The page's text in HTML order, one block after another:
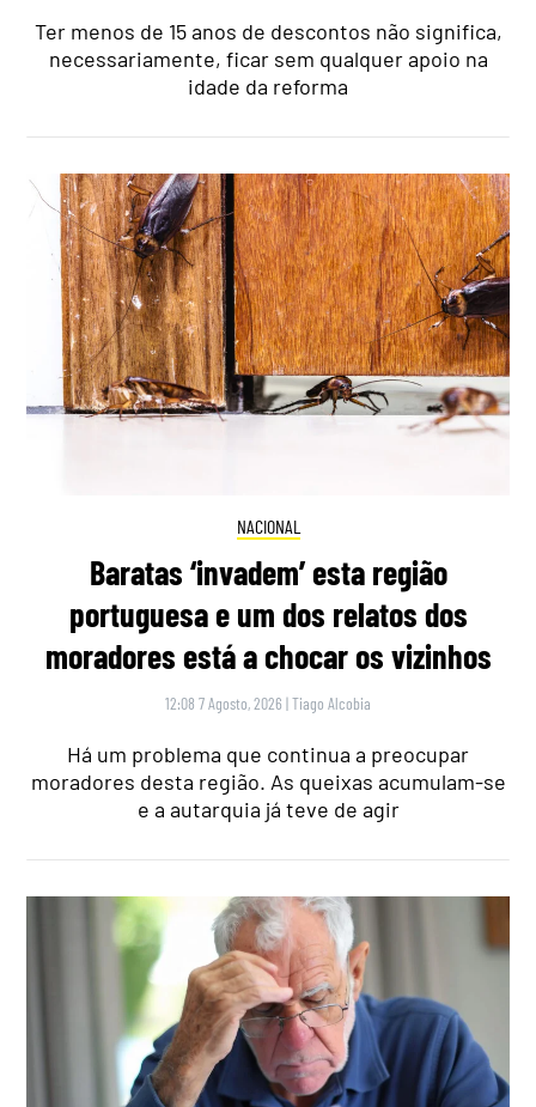
Ter menos de 15 anos de descontos não significa,
necessariamente, ficar sem qualquer apoio na
idade da reforma
NACIONAL
Baratas ‘invadem’ esta região
portuguesa e um dos relatos dos
moradores está a chocar os vizinhos
12:08 7 Agosto, 2026 |Tiago Alcobia
Há um problema que continua a preocupar
moradores desta região. As queixas acumulam-se
e a autarquia já teve de agir